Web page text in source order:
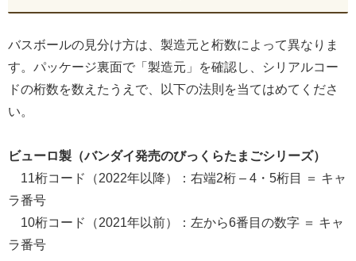
バスボールの見分け方は、製造元と桁数によって異なりま
す。パッケージ裏面で「製造元」を確認し、シリアルコー
ドの桁数を数えたうえで、以下の法則を当てはめてくださ
い。
ビューロ製（バンダイ発売のびっくらたまごシリーズ）
11桁コード（2022年以降）：右端2桁 – 4・5桁目 ＝ キャ
ラ番号
10桁コード（2021年以前）：左から6番目の数字 ＝ キャ
ラ番号